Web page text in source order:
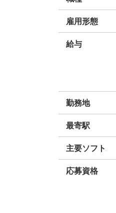
雇用形態
給与
勤務地
最寄駅
主要ソフト
応募資格